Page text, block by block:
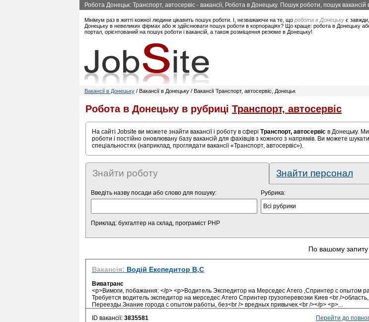
Робота Донецьк: Транспорт, автосервіс - вакансії, Робота в Донецьку. Пошук роботи, пошук вакансій
Мінімум раз в житті кожної людини цікавить пошук роботи. І, незважаючи на те, що робота в Донецьку є
Донецьку в невеликих фірмах або ж здійснювати пошук роботи в корпораціях? Що краще: робота в Донецьку
портал, орієнтований на пошук роботи і вакансій, а також розміщення резюме в Донецьку!
Вакансії в Донецьку / Вакансії в Донецьку / Вакансії Транспорт, автосервіс, Донецьк
Робота в Донецьку в рубриці Транспорт, автосервіс
На сайті Jobsite ви можете знайти вакансії і роботу в сфері Транспорт, автосервіс в Донецьку.
роботи і постійно оновлювану базу вакансій для фахівців з кожного з напрямів. Ви можете шукати
спеціальностях (наприклад, проглядати вакансії «Транспорт, автосервіс»).
Знайти роботу Знайти персонал
Введіть назву посади або слово для пошуку:
Приклад: бухгалтер на склад, програміст PHP
Рубрика:
По вашому
Вакансія: Водій Експедитор В,С
Виватранс
<p>Вимоги, побажання: </p> <p>Водитель Экспедитор на Мерседес Атего ,Спринтер с опытом
Требуется водитель экспедитор на мерседес Атего Спринтер грузоперевозки Киев <br /
Переезды.Знание города с опытом работы, без<br /> вредных привычек.<br /></p> <p>...
ID вакансії: 3835581 Перейти до